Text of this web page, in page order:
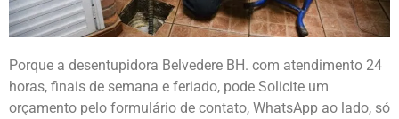
Porque a desentupidora Belvedere BH. com atendimento 24
horas, finais de semana e feriado, pode Solicite um
orçamento pelo formulário de contato, WhatsApp ao lado, só